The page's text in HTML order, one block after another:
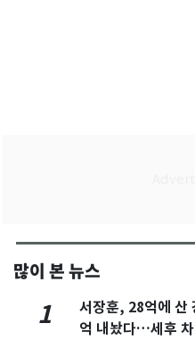
많이 본 뉴스
1
서장훈, 28억에 산
억 내놨다…세후